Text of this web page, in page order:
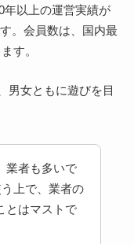
年以上の運営実績が
。会員数は、国内最
す。
男女ともに遊びを目
業者も多いで
上で、業者の
とはマストで